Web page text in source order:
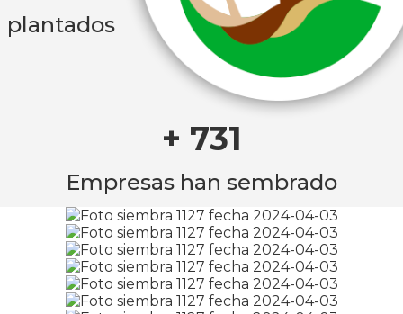
plantados
+ 731
Empresas han sembrado